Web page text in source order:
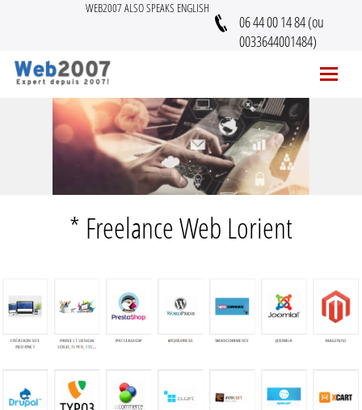
WEB2007 ALSO SPEAKS ENGLISH
06 44 00 14 84 (ou
0033644001484)
* Freelance Web Lorient